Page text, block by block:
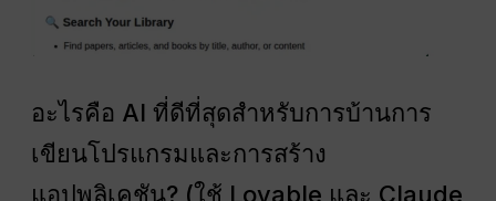
อะไรคือ AI ที่ดีที่สุดสำหรับการบ้านการ
เขียนโปรแกรมและการสร้าง
แอปพลิเคชัน? (ใช้ Lovable และ Claude